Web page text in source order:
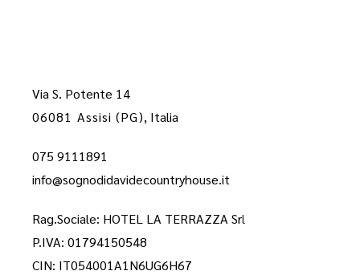
Via S. Potente 14
06081 Assisi (PG), Italia
075 9111891
info@sognodidavidecountryhouse.it
Rag.Sociale: HOTEL LA TERRAZZA Srl
P.IVA: 01794150548
CIN: IT054001A1N6UG6H67